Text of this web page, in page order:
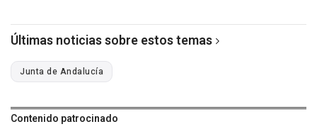
Últimas noticias sobre estos temas
Junta de Andalucía
Contenido patrocinado